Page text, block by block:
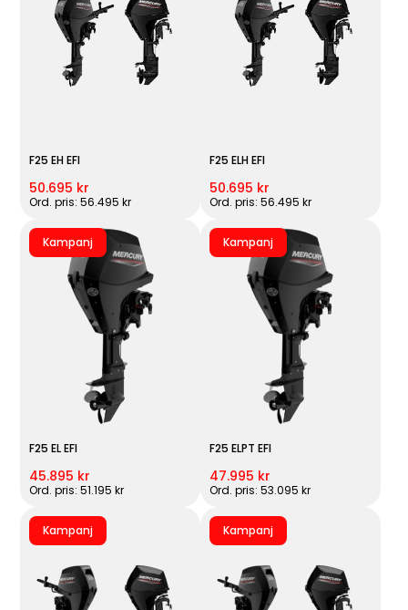
F25 EH EFI
50.695 kr
Ord. pris: 56.495 kr
F25 ELH EFI
50.695 kr
Ord. pris: 56.495 kr
Kampanj
F25 EL EFI
45.895 kr
Ord. pris: 51.195 kr
Kampanj
F25 ELPT EFI
47.995 kr
Ord. pris: 53.095 kr
Kampanj Kampanj